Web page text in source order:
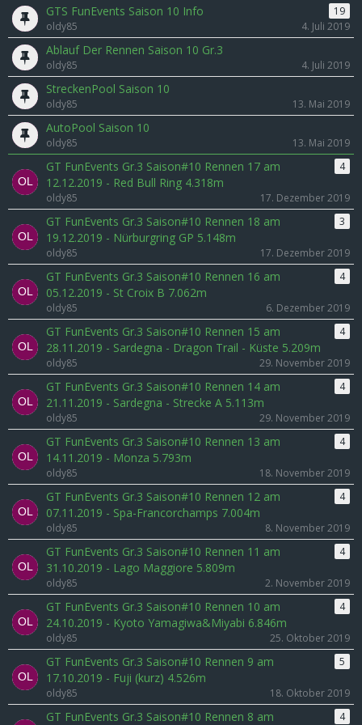
GTS FunEvents Saison 10 Info
19
oldy85
4. Juli 2019
Ablauf Der Rennen Saison 10 Gr.3
oldy85 4. Juli 2019
StreckenPool Saison 10
oldy85 13. Mai 2019
AutoPool Saison 10
oldy85 13. Mai 2019
GT FunEvents Gr.3 Saison#10 Rennen 17 am
12.12.2019 - Red Bull Ring 4.318m
4
oldy85 17. Dezember 2019
GT FunEvents Gr.3 Saison#10 Rennen 18 am
19.12.2019 - Nürburgring GP 5.148m​​
3
oldy85 17. Dezember 2019
GT FunEvents Gr.3 Saison#10 Rennen 16 am
05.12.2019 - St Croix B 7.062m
4
oldy85 6. Dezember 2019
GT FunEvents Gr.3 Saison#10 Rennen 15 am
28.11.2019 - Sardegna - Dragon Trail - Küste 5.209m
4
oldy85 29. November 2019
GT FunEvents Gr.3 Saison#10 Rennen 14 am
21.11.2019 - Sardegna - Strecke A 5.113m
4
oldy85 29. November 2019
GT FunEvents Gr.3 Saison#10 Rennen 13 am
14.11.2019 - Monza 5.793m
4
oldy85 18. November 2019
GT FunEvents Gr.3 Saison#10 Rennen 12 am
07.11.2019 - Spa-Francorchamps 7.004m
4
oldy85 8. November 2019
GT FunEvents Gr.3 Saison#10 Rennen 11 am
31.10.2019 - Lago Maggiore 5.809m
4
oldy85 2. November 2019
GT FunEvents Gr.3 Saison#10 Rennen 10 am
24.10.2019 - Kyoto Yamagiwa&Miyabi 6.846m
4
oldy85 25. Oktober 2019
GT FunEvents Gr.3 Saison#10 Rennen 9 am
17.10.2019 - Fuji (kurz) 4.526m
5
oldy85 18. Oktober 2019
GT FunEvents Gr.3 Saison#10 Rennen 8 am 4